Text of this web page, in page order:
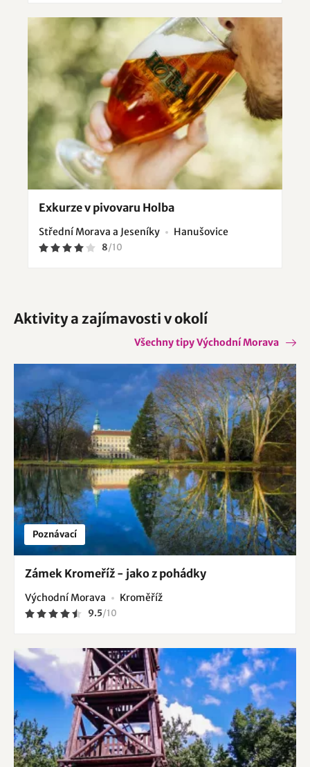
Exkurze v pivovaru Holba
Střední Morava a Jeseníky Hanušovice
8/10
Aktivity a zajímavosti v okolí
Všechny tipy Východní Morava
Poznávací
Zámek Kromeříž - jako z pohádky
Východní Morava Kroměříž
9.5/10